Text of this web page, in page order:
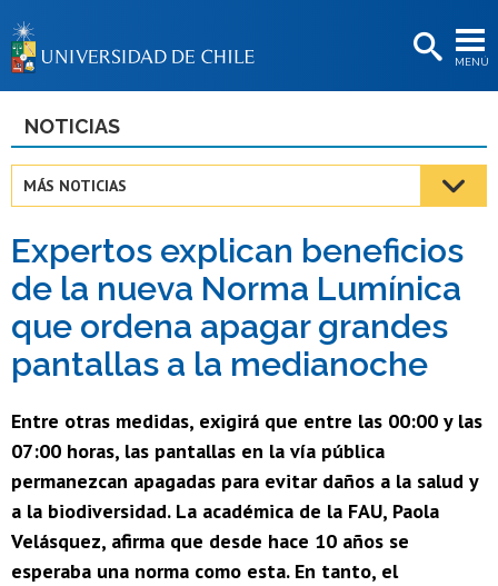
MENÚ
BIBLIOTECAS
Estudiantes
Académicas/os
Funcionarias/os
Egresadas/os
NOTICIAS
MÁS NOTICIAS
Expertos explican beneficios
de la nueva Norma Lumínica
que ordena apagar grandes
pantallas a la medianoche
Entre otras medidas, exigirá que entre las 00:00 y las
07:00 horas, las pantallas en la vía pública
permanezcan apagadas para evitar daños a la salud y
a la biodiversidad. La académica de la FAU, Paola
Velásquez, afirma que desde hace 10 años se
esperaba una norma como esta. En tanto, el